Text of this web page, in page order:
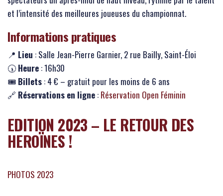
et l’intensité des meilleures joueuses du championnat.
Informations pratiques
📍 Lieu : Salle Jean-Pierre Garnier, 2 rue Bailly, Saint-Éloi
🕠Heure : 16h30
🎟️ Billets : 4 € – gratuit pour les moins de 6 ans
🔗 Réservations en ligne : Réservation Open Féminin
EDITION 2023 – LE RETOUR DES
HEROÏNES !
PHOTOS 2023